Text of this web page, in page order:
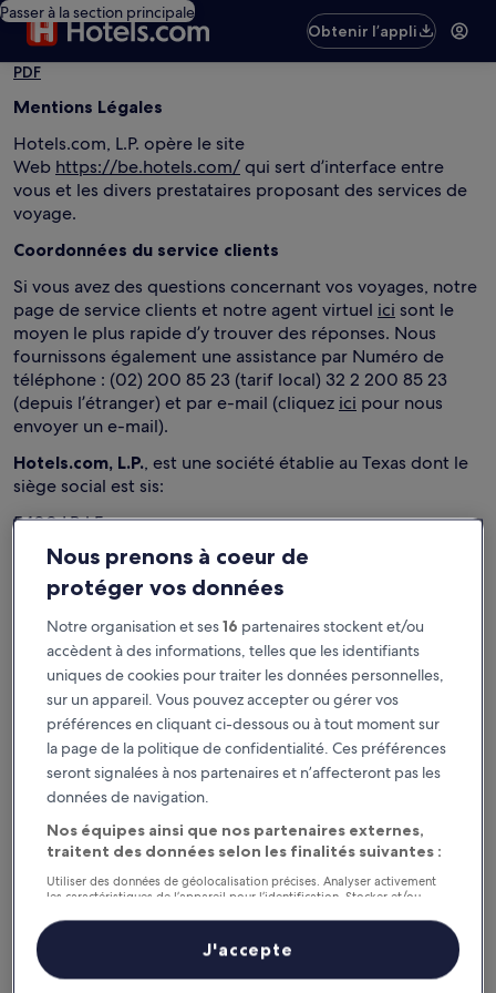
Passer à la section principale
Obtenir l’appli
PDF
Mentions Légales
Hotels.com, L.P. opère le site
Web https://be.hotels.com/qui sert d’interface entre
vous et les divers prestataires proposant des services de
voyage.
Coordonnées du service clients
Si vous avez des questions concernant vos voyages, notre
page de service clients et notre agent virtuel ici sont le
moyen le plus rapide d’y trouver des réponses. Nous
fournissons également une assistance par Numéro de
téléphone : (02) 200 85 23 (tarif local) 32 2 200 85 23
(depuis l’étranger) et par e-mail (cliquez ici pour nous
envoyer un e-mail).
Hotels.com, L.P., est une société établie au Texas dont le
siège social est sis:
5400 LBJ Freeway,
Suite 500,
Dallas,
Texas 75240,
États-Unis
Numéro de téléphone aux États-Unis : +1 (206) 481 4252
Lorsque vous effectuez une réservation pour un Service
de voyage (tel que défini dans lesConditions d’utilisation
en utilisant le site Web, vous concluez un contrat avec le
Prestataire de voyage (tel que défini dans les
d’utilisation) concerné pour ce Service de voyage. Par
exemple, il peut s’agir d’Expedia Travel (tel que défini ci-
après) ou d’un fournisseur d’hébergement.
Lorsque vous concluez un contrat avec Expedia Travel (tel
que défini ci-après) ou un fournisseur d’hébergement, les
données relatives à l’entreprise du Prestataire de voyage
Nous prenons à coeur de
protéger vos données
Notre organisation et ses16 partenaires stockent et/ou
accèdent à des informations, telles que les identifiants
uniques de cookies pour traiter les données personnelles,
sur un appareil. Vous pouvez accepter ou gérer vos
préférences en cliquant ci-dessous ou à tout moment sur
la page de la politique de confidentialité. Ces préférences
seront signalées à nos partenaires et n’affecteront pas les
données de navigation.
Nos équipes ainsi que nos partenaires externes,
traitent des données selon les finalités suivantes :
Utiliser des données de géolocalisation précises. Analyser activement
les caractéristiques de l’appareil pour l’identification. Stocker et/ou
personnalisés, mesure de performance des publicités et du contenu,
études d’audience et développement de services.
Liste de nos partenaires (fournisseurs)
J'accepte